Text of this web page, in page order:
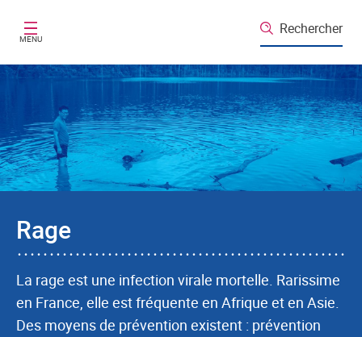
MENU
Rechercher
Rage
La rage est une infection virale mortelle. Rarissime
en France, elle est fréquente en Afrique et en Asie.
Des moyens de prévention existent : prévention